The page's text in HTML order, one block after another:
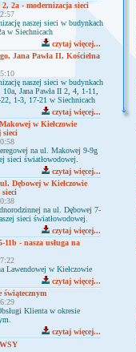
2a - modernizacja sieci
naszej sieci w budynkach
w Siechnicach
czytaj więcej...
Jana Pawła II, Kościelna
naszej sieci w budynkach
Jana Pawła II 2, 4, 1-11,
1-3, 17-21 w Siechnicach
czytaj więcej...
w Kiełczowie
sieci
na ul. Makowej 9-9g
sieci światłowodowej.
czytaj więcej...
Dębowej w Kiełczowie
sieci
na ul. Dębowej 7-
sieci światłowodowej.
czytaj więcej...
11b - nasza usługa na
Lawendowej w Kiełczowie
czytaj więcej...
świątecznym
Klienta w okresie
czytaj więcej...